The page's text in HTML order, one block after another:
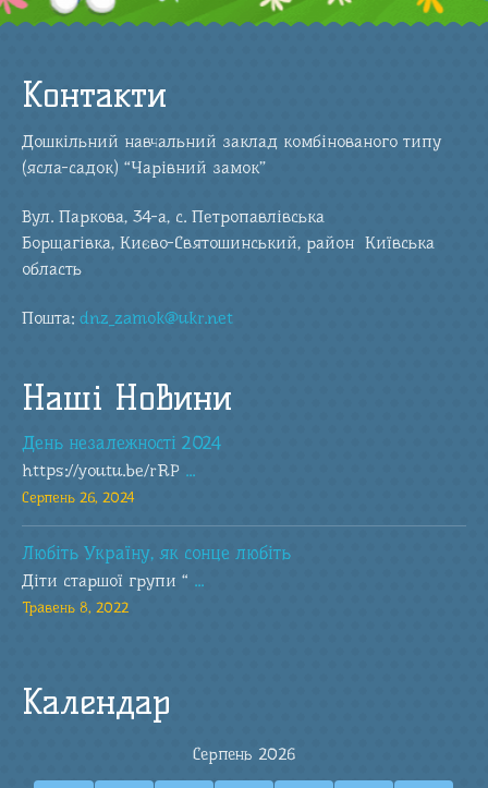
Контакти
Дошкільний навчальний заклад комбінованого типу
(ясла-садок) “Чарівний замок”
Вул. Паркова, 34-а, с. Петропавлівська
Борщагівка, Києво-Святошинський, район Київська
область
Пошта:dnz_zamok@ukr.net
Наші Новини
День незалежності 2024
https://youtu.be/rRP ...
Серпень 26, 2024
Любіть Україну, як сонце любіть
Діти старшої групи “ ...
Травень 8, 2022
Календар
Серпень 2026